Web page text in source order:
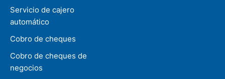
Servicio de cajero
automático
Cobro de cheques
Cobro de cheques de
negocios